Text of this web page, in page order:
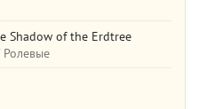
Shadow of the Erdtree